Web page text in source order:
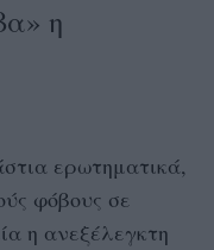
η
ερωτηματικά,
φόβους σε
η ανεξέλεγκτη